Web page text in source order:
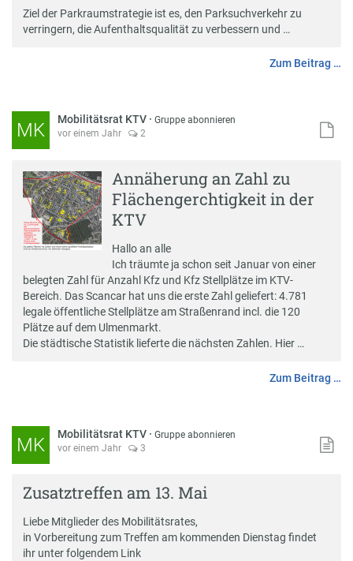
Ziel der Parkraumstrategie ist es, den Parksuchverkehr zu
verringern, die Aufenthaltsqualität zu verbessern und …
Zum Beitrag …
MK Mobilitätsrat KTV ·Gruppe abonnieren
vor einem Jahr
2
Annäherung an Zahl zu
Flächengerchtigkeit in der
KTV
Hallo an alle
Ich träumte ja schon seit Januar von einer
belegten Zahl für Anzahl Kfz und Kfz Stellplätze im KTV-
Bereich. Das Scancar hat uns die erste Zahl geliefert: 4.781
legale öffentliche Stellplätze am Straßenrand incl. die 120
Plätze auf dem Ulmenmarkt.
Die städtische Statistik lieferte die nächsten Zahlen. Hier …
Zum Beitrag …
MK Mobilitätsrat KTV ·Gruppe abonnieren
vor einem Jahr
3
Zusatztreffen am 13. Mai
Liebe Mitglieder des Mobilitätsrates,
in Vorbereitung zum Treffen am kommenden Dienstag findet
ihr unter folgendem Link